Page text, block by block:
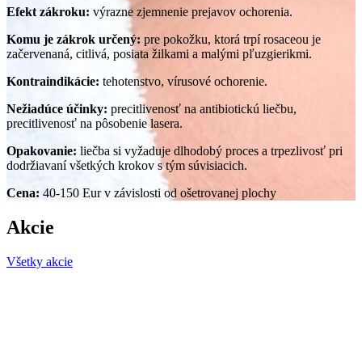
Efekt zákroku: výrazne zjemnenie prejavov ochorenia.
Komu je zákrok určený: pre pokožku, ktorá trpí rosaceou je
začervenaná, citlivá, posiata žilkami a malými pľuzgierikmi.
Kontraindikácie: tehotenstvo, vírusové ochorenie.
Nežiadúce účinky: precitlivenosť na antibiotickú liečbu,
precitlivenosť na pôsobenie lasera.
Opakovanie: liečba si vyžaduje dlhodobý proces a trpezlivosť pri
dodržiavaní všetkých krokov s tým súvisiacich.
Cena: 40-150 Eur v závislosti od ošetrovanej plochy
Akcie
Všetky akcie